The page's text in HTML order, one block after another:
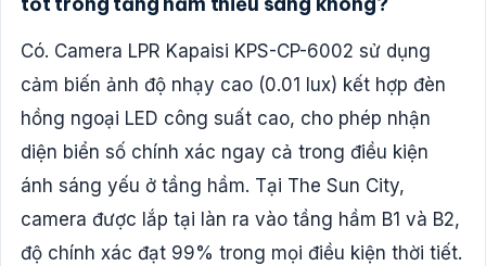
Có. Camera LPR Kapaisi KPS-CP-6002 sử dụng
cảm biến ảnh độ nhạy cao (0.01 lux) kết hợp đèn
hồng ngoại LED công suất cao, cho phép nhận
diện biển số chính xác ngay cả trong điều kiện
ánh sáng yếu ở tầng hầm. Tại The Sun City,
camera được lắp tại làn ra vào tầng hầm B1 và B2,
độ chính xác đạt 99% trong mọi điều kiện thời tiết.